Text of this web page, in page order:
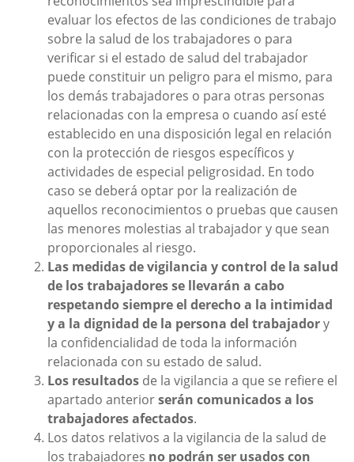
evaluar los efectos de las condiciones de trabajo
sobre la salud de los trabajadores o para
verificar si el estado de salud del trabajador
puede constituir un peligro para el mismo, para
los demás trabajadores o para otras personas
relacionadas con la empresa o cuando así esté
establecido en una disposición legal en relación
con la protección de riesgos específicos y
actividades de especial peligrosidad. En todo
caso se deberá optar por la realización de
aquellos reconocimientos o pruebas que causen
las menores molestias al trabajador y que sean
proporcionales al riesgo.
Las medidas de vigilancia y control de la salud
de los trabajadores se llevarán a cabo
respetando siempre el derecho a la intimidad
y a la dignidad de la persona del trabajadory
la confidencialidad de toda la información
relacionada con su estado de salud.
Los resultados de la vigilancia a que se refiere el
apartado anteriorserán comunicados a los
trabajadores afectados.
Los datos relativos a la vigilancia de la salud de
los trabajadores no podrán ser usados con